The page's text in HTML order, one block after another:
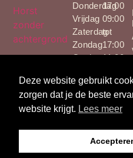
Donderdag
Vrijdag
Zaterdag
Zondag
Gesloten
tot
17:00
09:00
17:00
09:00
tot
17:00
11:00
15:00
Deze website gebruikt
zorgen dat je de beste
website krijgt. Lees meer